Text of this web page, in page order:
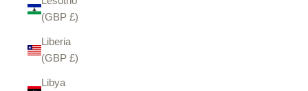
(GBP £)
Liberia
(GBP £)
Libya